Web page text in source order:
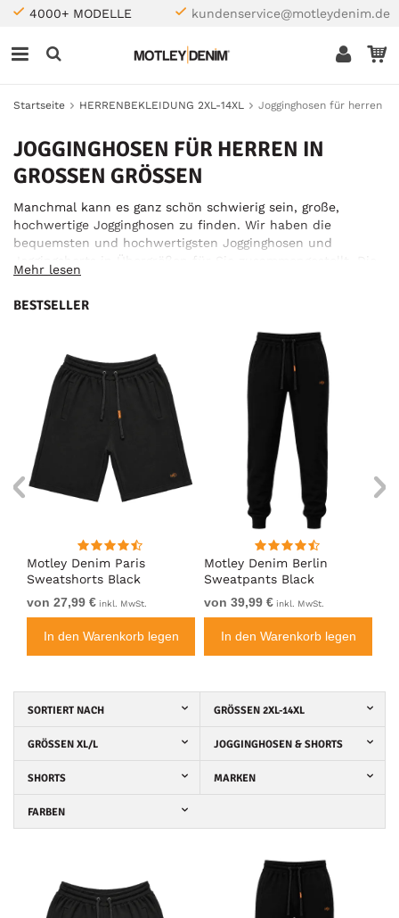
4000+ MODELLE kundenservice@motleydenim.de
Startseite HERRENBEKLEIDUNG 2XL-14XL Jogginghosen für herren
JOGGINGHOSEN FÜR HERREN IN
GROSSEN GRÖSSEN
Manchmal kann es ganz schön schwierig sein, große,
hochwertige Jogginghosen zu finden. Wir haben die
bequemsten und hochwertigsten Jogginghosen und
Qualität unserer Produkte garantiert eine lange Lebenszeit
Farben oder der Stoff nachlassen, wie man das von
minderwertigen Produkten kennt. Kaufen Sie deshalb die
bequemsten Trainingshosen und -shorts bei uns!
Mehr lesen
BESTSELLER
Motley Denim Paris
Sweatshorts Black
von 27,99 € inkl. MwSt.
In den Warenkorb legen
Motley Denim Berlin
Sweatpants Black
von 39,99 € inkl. MwSt.
In den Warenkorb legen
SORTIERT NACH GRÖSSEN 2XL-14XL
GRÖSSEN XL/L JOGGINGHOSEN & SHORTS
SHORTS MARKEN
FARBEN